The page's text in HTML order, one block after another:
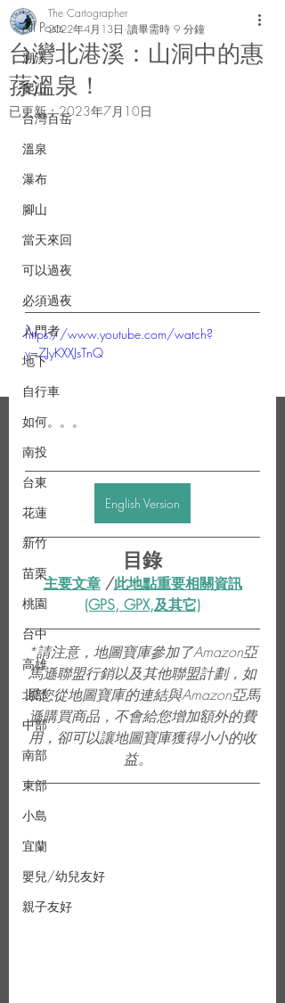
All Posts
溯溪
爬山
台灣百岳
溫泉
瀑布
腳山
當天來回
可以過夜
必須過夜
入門者
地下
自行車
如何。。。
南投
台東
花蓮
新竹
苗栗
桃園
台中
高雄
北部
中部
南部
東部
小島
宜蘭
嬰兒/幼兒友好
親子友好
台灣北港溪：山洞中的惠
蓀溫泉！
The Cartographer
2022年4月13日 讀畢需時 9 分鐘
已更新：2023年7月10日
https://www.youtube.com/watch?
v=7JyKXXJsTnQ
English Version
目錄
主要文章 /此地點重要相關資訊
(GPS, GPX,及其它)
*請注意，地圖寶庫參加了Amazon亞
馬遜聯盟行銷以及其他聯盟計劃，如
果您從地圖寶庫的連結與Amazon亞馬
遜購買商品，不會給您增加額外的費
用，卻可以讓地圖寶庫獲得小小的收
益。